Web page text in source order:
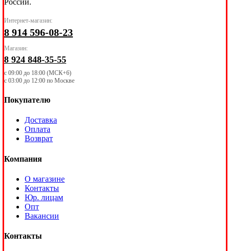
Интернет-магазин:
8 914 596-08-23
Магазин:
8 924 848-35-55
с 09:00 до 18:00 (МСК+6)
с 03:00 до 12:00 по Москве
Покупателю
Доставка
Оплата
Возврат
Компания
О магазине
Контакты
Юр. лицам
Опт
Вакансии
Контакты